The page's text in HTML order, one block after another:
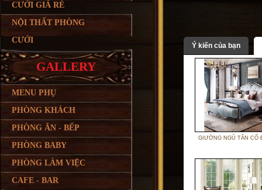
CƯỚI GIÁ RẺ
NỘI THẤT PHÒNG
CƯỚI
GALLERY
MENU PHỤ
PHÒNG KHÁCH
PHÒNG ĂN - BẾP
PHÒNG BABY
PHÒNG LÀM VIỆC
CAFE - BAR
Ý kiến của bạn
GIƯỜNG NGỦ TÂN CỔ